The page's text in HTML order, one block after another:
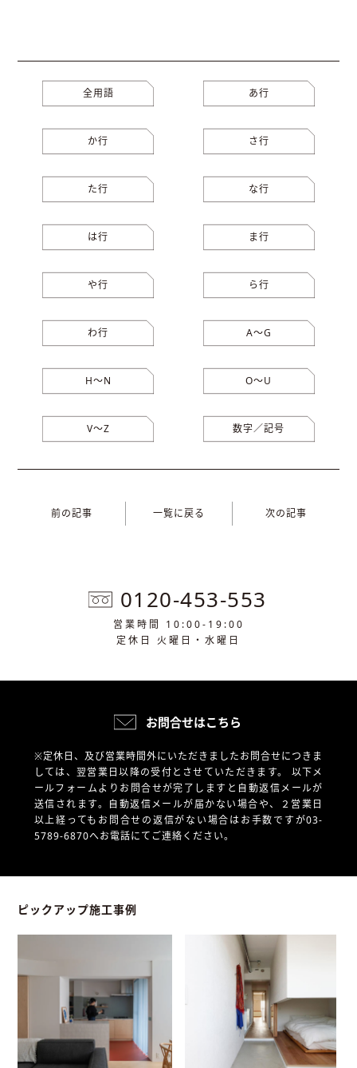
全用語 あ行
か行 さ行
た行 な行
は行 ま行
や行 ら行
わ行 A〜G
H〜N O〜U
V〜Z 数字／記号
前の記事 一覧に戻る 次の記事
0120-453-553
営業時間 10:00-19:00
定休日 火曜日・水曜日
お問合せはこちら
※定休日、及び営業時間外にいただきましたお問合せにつきま
しては、翌営業日以降の受付とさせていただきます。 以下メ
ールフォームよりお問合せが完了しますと自動返信メールが
送信されます。自動返信メールが届かない場合や、
２営業日
以上経ってもお問合せの返信がない場合はお手数ですが03-
5789-6870へお電話にてご連絡ください。
ピックアップ施工事例